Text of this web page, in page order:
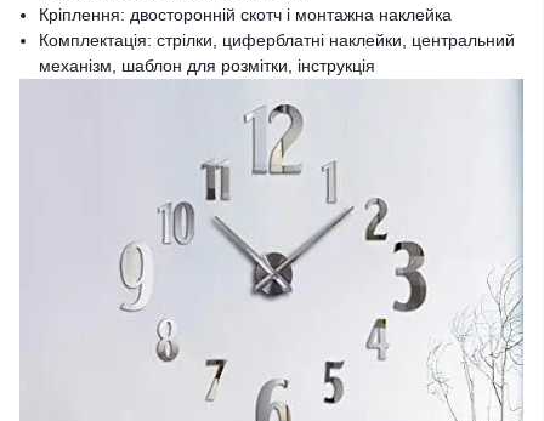
Кріплення: двосторонній скотч і монтажна наклейка
Комплектація: стрілки, циферблатні наклейки, центральний
механізм, шаблон для розмітки, інструкція